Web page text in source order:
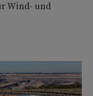
Wind- und